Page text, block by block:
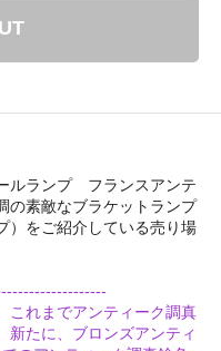
ルランプ フランスアンテ
の素敵なブラケットランプ
）をご紹介している売り場
これまでアンティーク調真
新たに、ブロンズアンティ